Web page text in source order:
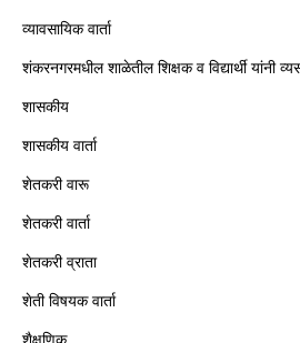
व्यावसायिक वार्ता
शंकरनगरमधील शाळेतील शिक्षक व विद्यार्थी यांनी
शासकीय
शासकीय वार्ता
शेतकरी वारू
शेतकरी वार्ता
शेतकरी व्राता
शेती विषयक वार्ता
शैक्षणिक